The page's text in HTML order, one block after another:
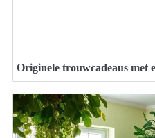
Originele trouwcadeaus met